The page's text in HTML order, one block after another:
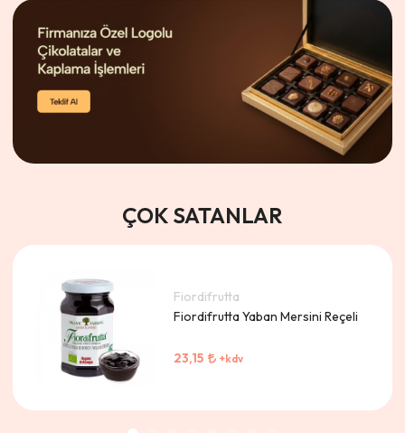
ÇOK SATANLAR
Fiordifrutta
Fiordifrutta Yaban Mersini Reçeli
23,15 +kdv